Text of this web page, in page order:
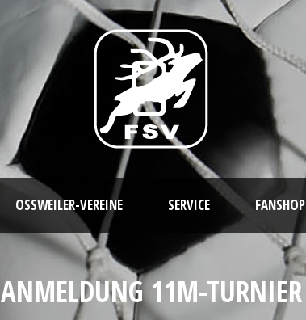
OSSWEILER-VEREINE SERVICE FANSHOP
ANMELDUNG 11M-TURNIER